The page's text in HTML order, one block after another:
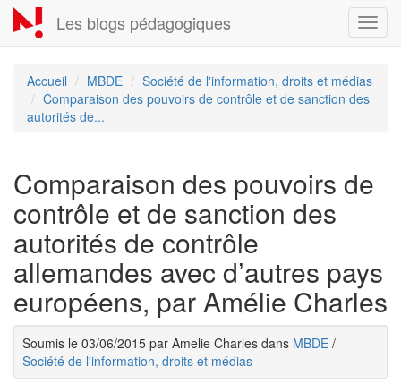
Aller
au
contenu
Les blogs pédagogiques
Accueil MBDE
Société de l'information, droits et médias
Comparaison des pouvoirs de contrôle et de sanction des
autorités de...
Comparaison des pouvoirs de
contrôle et de sanction des
autorités de contrôle
allemandes avec d’autres pays
européens, par Amélie Charles
Soumis le 03/06/2015 par Amelie Charles dans MBDE /
Société de l'information, droits et médias